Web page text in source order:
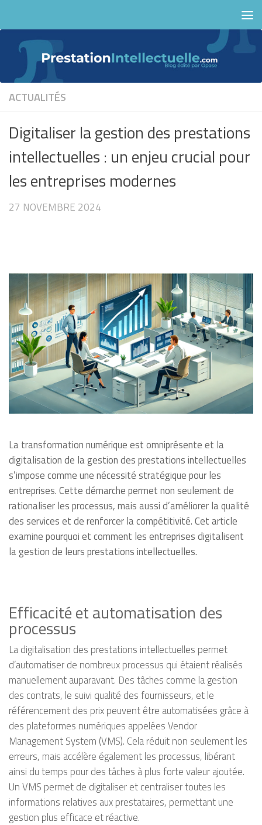
ACTUALITÉS
Digitaliser la gestion des prestations
intellectuelles : un enjeu crucial pour
les entreprises modernes
27 NOVEMBRE 2024
La transformation numérique est omniprésente et la
digitalisation de la gestion des prestations intellectuelles
s’impose comme une nécessité stratégique pour les
entreprises. Cette démarche permet non seulement de
rationaliser les processus, mais aussi d’améliorer la qualité
des services et de renforcer la compétitivité. Cet article
examine pourquoi et comment les entreprises digitalisent
la gestion de leurs prestations intellectuelles.
Efficacité et automatisation des
processus
La digitalisation des prestations intellectuelles permet
d’automatiser de nombreux processus qui étaient réalisés
manuellement auparavant. Des tâches comme la gestion
des contrats, le suivi qualité des fournisseurs, et le
référencement des prix peuvent être automatisées grâce à
des plateformes numériques appelées Vendor
Management System (VMS). Cela réduit non seulement les
erreurs, mais accélère également les processus, libérant
ainsi du temps pour des tâches à plus forte valeur ajoutée.
Un VMS permet de digitaliser et centraliser toutes les
informations relatives aux prestataires, permettant une
gestion plus efficace et réactive.